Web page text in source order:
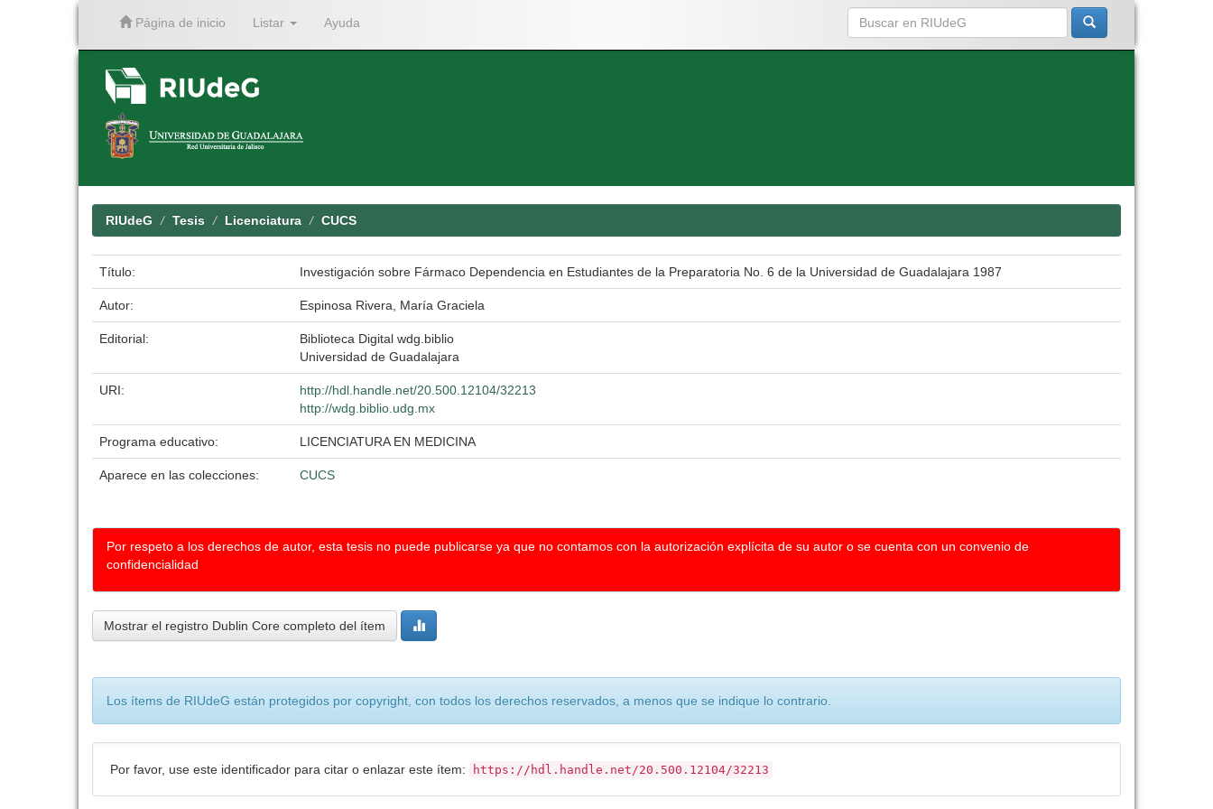
Página de inicio Listar Ayuda
RIUdeG Tesis Licenciatura CUCS
Título: Investigación sobre Fármaco Dependencia en Estudiantes de la Preparatoria No. 6 de la Universidad de Guadalajara 1987
Autor: Espinosa Rivera, María Graciela
Editorial:
Biblioteca Digital wdg.biblio
Universidad de Guadalajara
URI:
http://hdl.handle.net/20.500.12104/32213
http://wdg.biblio.udg.mx
Programa educativo: LICENCIATURA EN MEDICINA
Aparece en las colecciones: CUCS
Por respeto a los derechos de autor, esta tesis no puede publicarse ya que no contamos con la autorización explícita de su autor o se cuenta con un convenio de
confidencialidad
Mostrar el registro Dublin Core completo del ítem
Los ítems de RIUdeG están protegidos por copyright, con todos los derechos reservados, a menos que se indique lo contrario.
Por favor, use este identificador para citar o enlazar este ítem: https://hdl.handle.net/20.500.12104/32213